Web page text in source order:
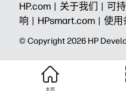
HP.com | 关于我们 | 可
响 | HPsmart.com | 使用
© Copyright 2026 HP
主页